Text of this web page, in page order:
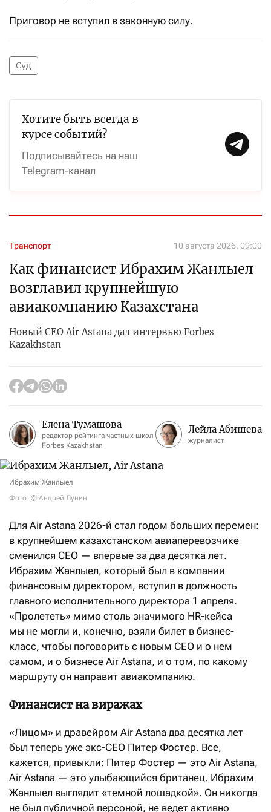
Приговор не вступил в законную силу.
Суд
Хотите быть всегда в
курсе событий?
Подписывайтесь на наш
Telegram-канал
Транспорт 10 августа 2026, 09:00
Как финансист Ибрахим Жанлыел
возглавил крупнейшую
авиакомпанию Казахстана
Новый CEO Air Astana дал интервью Forbes
Kazakhstan
Елена Тумашова
редактор рейтинга частных школ
Forbes Kazakhstan
Лейла Абишева
журналист
Ибрахим Жанлыел
Фото: © Андрей Лунин
Для Air Astana 2026-й стал годом больших перемен:
в крупнейшем казахстанском авиаперевозчике
сменился CEO — впервые за два десятка лет.
Ибрахим Жанлыел, который был в компании
финансовым директором, вступил в должность
главного исполнительного директора 1 апреля.
«Пролететь» мимо столь значимого HR-кейса
мы не могли и, конечно, взяли билет в бизнес-
класс, чтобы поговорить с новым CEO и о нем
самом, и о бизнесе Air Astana, и о том, по какому
маршруту он направит авиакомпанию.
Финансист на виражах
«Лицом» и дравейром Air Astana два десятка лет
был теперь уже экс-CEO Питер Фостер. Все,
кажется, привыкли: Питер Фостер — это Air Astana,
Air Astana — это улыбающийся британец. Ибрахим
Жанлыел выглядит «темной лошадкой». Он никогда
не был публичной персоной, не ведет активно